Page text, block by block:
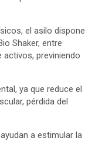
el asilo dispone
Shaker, entre
previniendo
ya que reduce el
pérdida del
a estimular la